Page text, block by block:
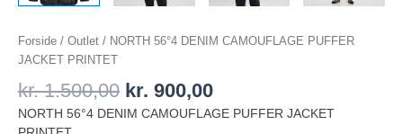
Forside / Outlet / NORTH 56°4 DENIM CAMOUFLAGE PUFFER
JACKET PRINTET
kr.1.500,00 kr. 900,00
NORTH 56°4 DENIM CAMOUFLAGE PUFFER JACKET